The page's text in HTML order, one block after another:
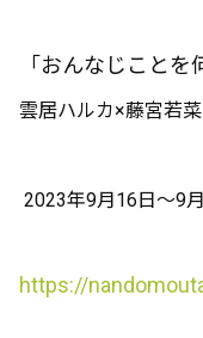
「おんなじことを
雲居ハルカ×藤宮若菜
2023年9月16日〜9
https://